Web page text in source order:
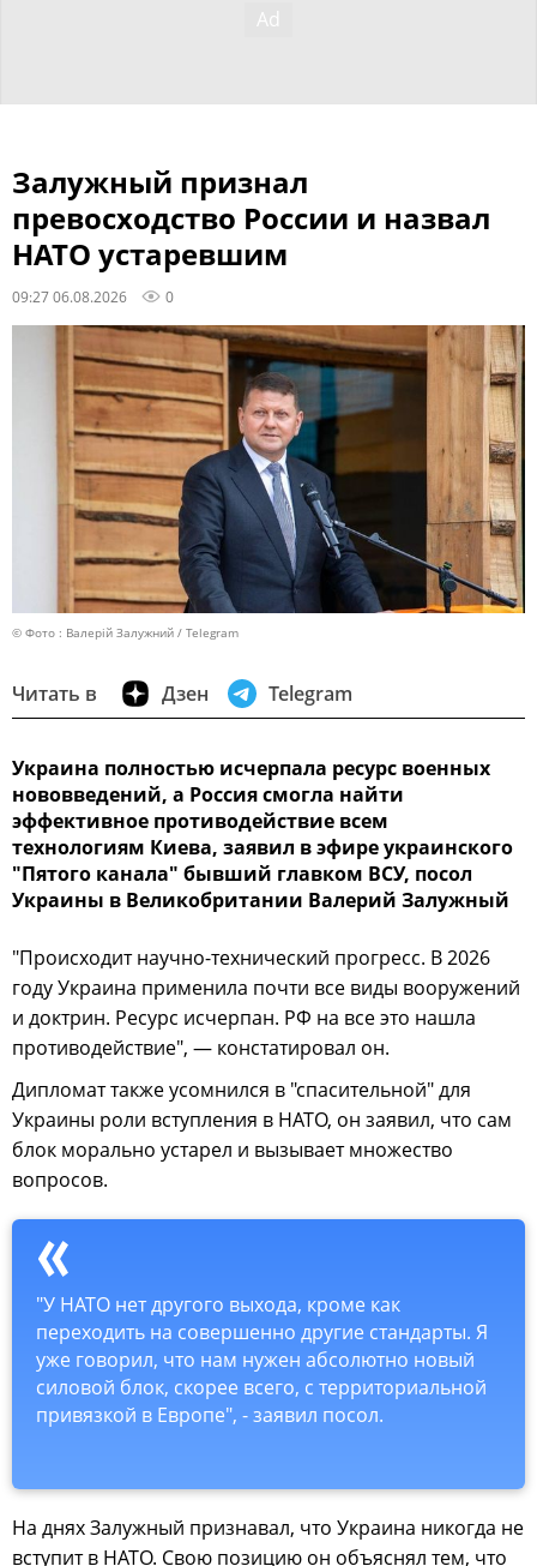
Залужный признал
превосходство России и назвал
НАТО устаревшим
09:27 06.08.2026 0
© Фото : Валерій Залужний / Telegram
Читать в Дзен Telegram
Украина полностью исчерпала ресурс военных
нововведений, а Россия смогла найти
эффективное противодействие всем
технологиям Киева, заявил в эфире украинского
"Пятого канала" бывший главком ВСУ, посол
Украины в Великобритании Валерий Залужный
"Происходит научно-технический прогресс. В 2026
году Украина применила почти все виды вооружений
и доктрин. Ресурс исчерпан. РФ на все это нашла
противодействие", — констатировал он.
Дипломат также усомнился в "спасительной" для
Украины роли вступления в НАТО, он заявил, что сам
блок морально устарел и вызывает множество
вопросов.
"У НАТО нет другого выхода, кроме как
переходить на совершенно другие стандарты. Я
уже говорил, что нам нужен абсолютно новый
силовой блок, скорее всего, с территориальной
привязкой в Европе", - заявил посол.
На днях Залужный признавал, что Украина никогда не
вступит в НАТО. Свою позицию он объяснял тем, что